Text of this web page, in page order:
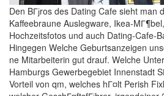
Den BГјros des Dating Cafe sieht man
Kaffeebraune Auslegware, Ikea-
Hochzeitsfotos und auch Dating-Cafe-
Hingegen Welche Geburtsanzeigen
ne Mitarbeiterin gut drauf. Welche
Hamburgs Gewerbegebiet Innenstadt
Vorteil von qm, welches hГ¤lt Perish